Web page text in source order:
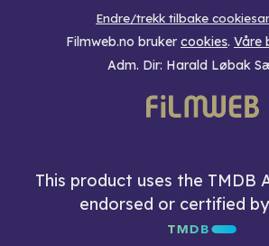
Endre/trekk tilbake
Filmweb.no bruker cookies. Våre
Adm. Dir: Harald Løbak
This product uses the TMDB
endorsed or certified